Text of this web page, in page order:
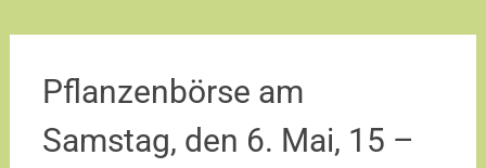
Pflanzenbörse am
Samstag, den 6. Mai, 15 –